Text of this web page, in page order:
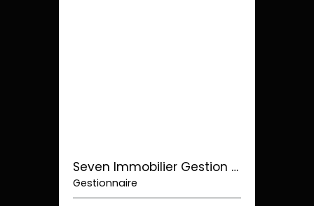
Seven Immobilier Gestion Locative
Gestionnaire